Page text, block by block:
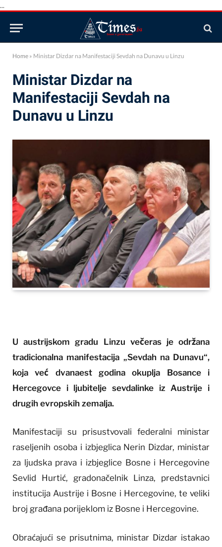
...
Home » Ministar Dizdar na Manifestaciji Sevdah na Dunavu u Linzu
Ministar Dizdar na
Manifestaciji Sevdah na
Dunavu u Linzu
U austrijskom gradu Linzu večeras je održana
tradicionalna manifestacija „Sevdah na Dunavu“,
koja već dvanaest godina okuplja Bosance i
Hercegovce i ljubitelje sevdalinke iz Austrije i
drugih evropskih zemalja.
Manifestaciji su prisustvovali federalni ministar
raseljenih osoba i izbjeglica Nerin Dizdar, ministar
za ljudska prava i izbjeglice Bosne i Hercegovine
Sevlid Hurtić, gradonačelnik Linza, predstavnici
institucija Austrije i Bosne i Hercegovine, te veliki
broj građana porijeklom iz Bosne i Hercegovine.
Obraćajući se prisutnima, ministar Dizdar istakao